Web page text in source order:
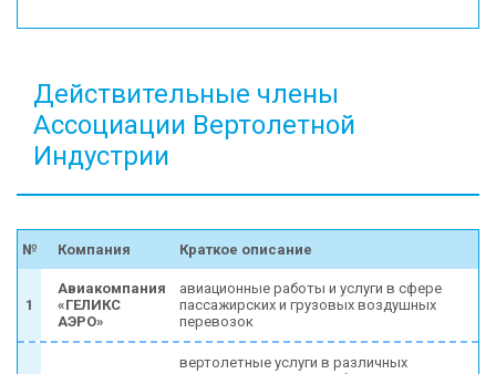
КОНТАКТЫ
Действительные члены
Ассоциации Вертолетной
Индустрии
№ Компания Краткое описание
1
Авиакомпания
«ГЕЛИКС
АЭРО»
авиационные работы и услуги в сфере
пассажирских и грузовых воздушных
перевозок
вертолетные услуги в различных